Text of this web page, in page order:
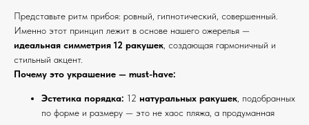
Представьте ритм прибоя: ровный, гипнотический, совершенный.
Именно этот принцип лежит в основе нашего ожерелья —
идеальная симметрия 12 ракушек , создающая гармоничный и
стильный акцент.
Почему это украшение — must-have:
Эстетика порядка: 12 натуральных ракушек , подобранных
по форме и размеру — это не хаос пляжа, а продуманная